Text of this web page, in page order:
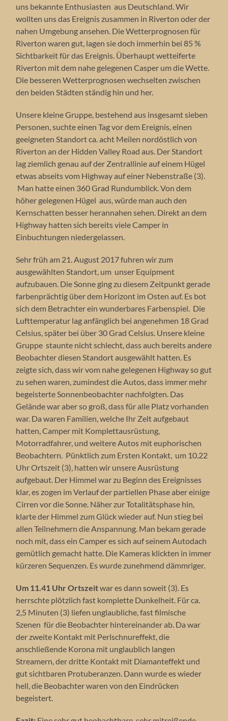
uns bekannte Enthusiasten aus Deutschland. Wir
wollten uns das Ereignis zusammen in Riverton oder der
nahen Umgebung ansehen. Die Wetterprognosen für
Riverton waren gut, lagen sie doch immerhin bei 85 %
Sichtbarkeit für das Ereignis. Überhaupt wetteiferte
Riverton mit dem nahe gelegenen Casper um die Wette.
Die besseren Wetterprognosen wechselten zwischen
den beiden Städten ständig hin und her.
Unsere kleine Gruppe, bestehend aus insgesamt sieben
Personen, suchte einen Tag vor dem Ereignis, einen
geeigneten Standort ca. acht Meilen nordöstlich von
Riverton an der Hidden Valley Road aus. Der Standort
lag ziemlich genau auf der Zentrallinie auf einem Hügel
etwas abseits vom Highway auf einer Nebenstraße (3).
Man hatte einen 360 Grad Rundumblick. Von dem
höher gelegenen Hügel aus, würde man auch den
Kernschatten besser herannahen sehen. Direkt an dem
Highway hatten sich bereits viele Camper in
Einbuchtungen niedergelassen.
Sehr früh am 21. August 2017 fuhren wir zum
ausgewählten Standort, um unser Equipment
aufzubauen. Die Sonne ging zu diesem Zeitpunkt gerade
farbenprächtig über dem Horizont im Osten auf. Es bot
sich dem Betrachter ein wunderbares Farbenspiel. Die
Lufttemperatur lag anfänglich bei angenehmen 18 Grad
Celsius, später bei über 30 Grad Celsius. Unsere kleine
Gruppe staunte nicht schlecht, dass auch bereits andere
Beobachter diesen Standort ausgewählt hatten. Es
zeigte sich, dass wir vom nahe gelegenen Highway so gut
zu sehen waren, zumindest die Autos, dass immer mehr
begeisterte Sonnenbeobachter nachfolgten. Das
Gelände war aber so groß, dass für alle Platz vorhanden
war. Da waren Familien, welche Ihr Zelt aufgebaut
hatten, Camper mit Komplettausrüstung,
Motorradfahrer, und weitere Autos mit euphorischen
Beobachtern. Pünktlich zum Ersten Kontakt, um 10.22
Uhr Ortszeit (3), hatten wir unsere Ausrüstung
aufgebaut. Der Himmel war zu Beginn des Ereignisses
klar, es zogen im Verlauf der partiellen Phase aber einige
Cirren vor die Sonne. Näher zur Totalitätsphase hin,
klarte der Himmel zum Glück wieder auf. Nun stieg bei
allen Teilnehmern die Anspannung. Man bekam gerade
noch mit, dass ein Camper es sich auf seinem Autodach
gemütlich gemacht hatte. Die Kameras klickten in immer
kürzeren Sequenzen. Es wurde zunehmend dämmriger.
Um 11.41 Uhr Ortszeitwar es dann soweit (3). Es
herrschte plötzlich fast komplette Dunkelheit. Für ca.
2,5 Minuten (3) liefen unglaubliche, fast filmische
Szenen für die Beobachter hintereinander ab. Da war
der zweite Kontakt mit Perlschnureffekt, die
anschließende Korona mit unglaublich langen
Streamern, der dritte Kontakt mit Diamanteffekt und
gut sichtbaren Protuberanzen. Dann wurde es wieder
hell, die Beobachter waren von den Eindrücken
begeistert.